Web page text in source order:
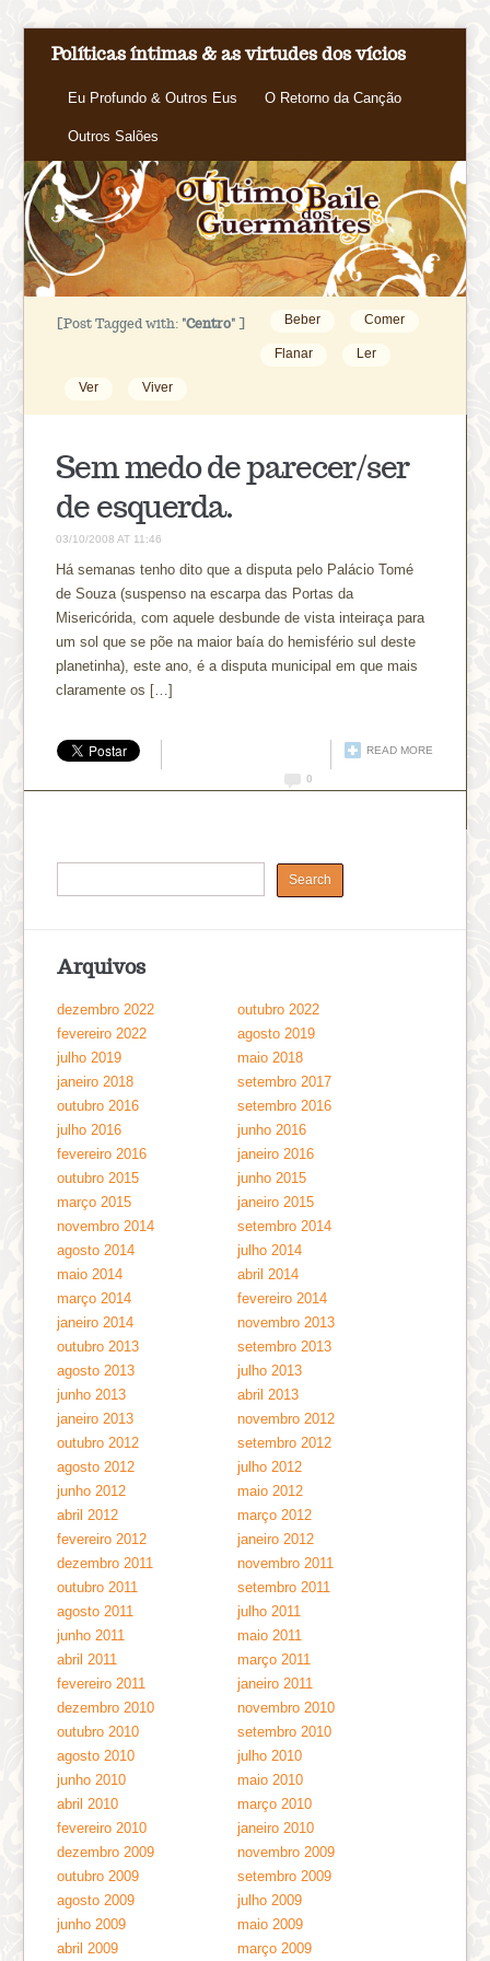
Políticas íntimas & as virtudes dos vícios
Eu Profundo & Outros Eus O Retorno da Canção
Outros Salões
[Post Tagged with: "Centro" ] Beber Comer
Flanar Ler
Ver Viver
Sem medo de parecer/ser
de esquerda.
03/10/2008 AT 11:46
Há semanas tenho dito que a disputa pelo Palácio Tomé
de Souza (suspenso na escarpa das Portas da
Misericórida, com aquele desbunde de vista inteiraça para
um sol que se põe na maior baía do hemisfério sul deste
planetinha), este ano, é a disputa municipal em que mais
claramente os […]
READ MORE
0
Arquivos
dezembro 2022
outubro 2022
fevereiro 2022
agosto 2019
julho 2019
maio 2018
janeiro 2018
setembro 2017
outubro 2016
setembro 2016
julho 2016
junho 2016
fevereiro 2016
janeiro 2016
outubro 2015
junho 2015
março 2015
janeiro 2015
novembro 2014
setembro 2014
agosto 2014
julho 2014
maio 2014
abril 2014
março 2014
fevereiro 2014
janeiro 2014
novembro 2013
outubro 2013
setembro 2013
agosto 2013
julho 2013
junho 2013
abril 2013
janeiro 2013
novembro 2012
outubro 2012
setembro 2012
agosto 2012
julho 2012
junho 2012
maio 2012
abril 2012
março 2012
fevereiro 2012
janeiro 2012
dezembro 2011
novembro 2011
outubro 2011
setembro 2011
agosto 2011
julho 2011
junho 2011
maio 2011
abril 2011
março 2011
fevereiro 2011
janeiro 2011
dezembro 2010
novembro 2010
outubro 2010
setembro 2010
agosto 2010
julho 2010
junho 2010
maio 2010
abril 2010
março 2010
fevereiro 2010
janeiro 2010
dezembro 2009
novembro 2009
outubro 2009
setembro 2009
agosto 2009
julho 2009
junho 2009
maio 2009
abril 2009
março 2009